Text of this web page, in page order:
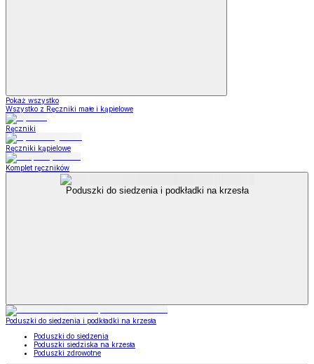
Pokaż wszystko
Wszystko z Ręczniki małe i kąpielowe
Ręczniki
Ręczniki kąpielowe
Komplet ręczników
Poduszki do siedzenia i podkładki na krzesła
Poduszki do siedzenia i podkładki na krzesła
Poduszki do siedzenia
Poduszki siedziska na krzesła
Poduszki zdrowotne